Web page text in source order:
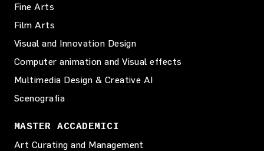
Fine Arts
Film Arts
Visual and Innovation Design
Computer animation and Visual effects
Multimedia Design & Creative AI
Scenografia
MASTER ACCADEMICI
Art Curating and Management